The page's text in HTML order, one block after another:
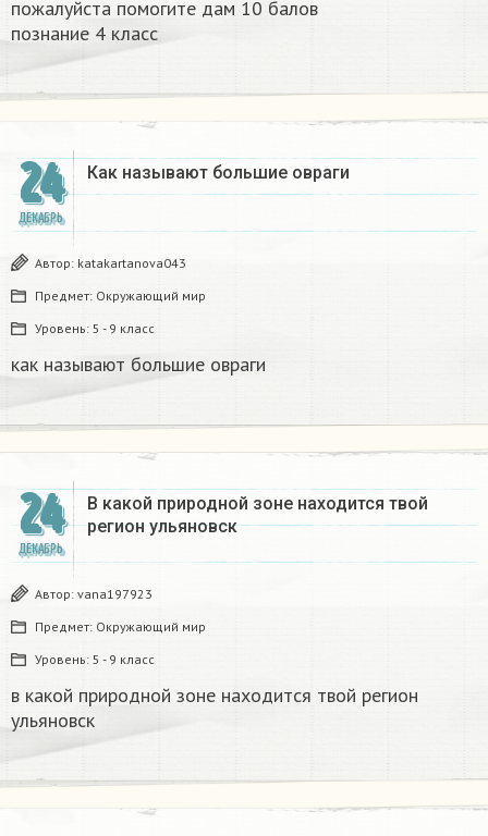
пожалуйста помогите дам 10 балов
познание 4 класс​
24
ДЕКАБРЬ
Как называют большие овраги
Автор: katakartanova043
Предмет: Окружающий мир
Уровень: 5 - 9 класс
как называют большие овраги
24
ДЕКАБРЬ
В какой природной зоне находится твой
регион ульяновск
Автор: vana197923
Предмет: Окружающий мир
Уровень: 5 - 9 класс
в какой природной зоне находится твой регион
ульяновск